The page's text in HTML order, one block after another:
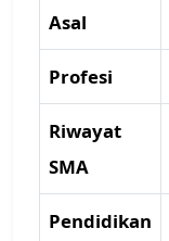
Asal
Profesi
Riwayat
SMA
Pendidikan